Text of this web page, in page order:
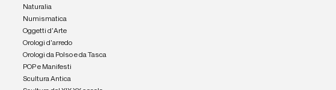
Naturalia
Numismatica
Oggetti d'Arte
Orologi d'arredo
Orologi da Polso e da Tasca
POP e Manifesti
Scultura Antica